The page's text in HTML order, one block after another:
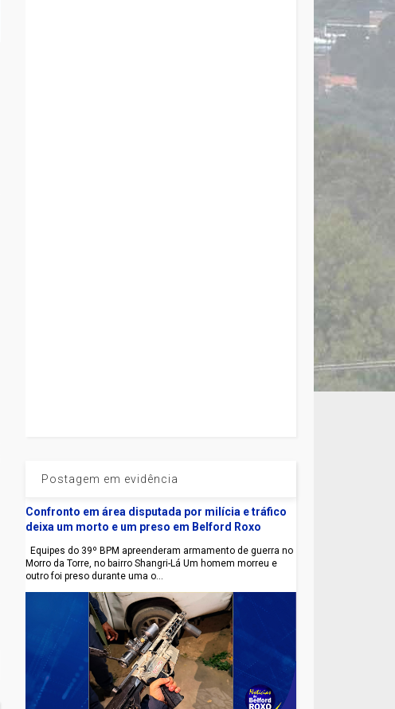
Postagem em evidência
Confronto em área disputada por milícia e tráfico
deixa um morto e um preso em Belford Roxo
Equipes do 39º BPM apreenderam armamento de guerra no
Morro da Torre, no bairro Shangri-Lá Um homem morreu e
outro foi preso durante uma o...